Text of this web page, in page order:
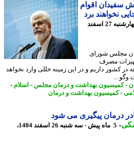
اقوام
برد
5 ماه پیش - چهارشنبه 27 اسفند
شورای
مصرف
بسیار خوب 6 ماهه در کشور داریم و در این زمینه خللی وارد نخواهد
...
بهداشت و درمان مجلس-اسلام-
کمیسیون بهداشت و درمان
پیگیری می شود
-
5 ماه پیش - سه شنبه 26 اسفند 1404،